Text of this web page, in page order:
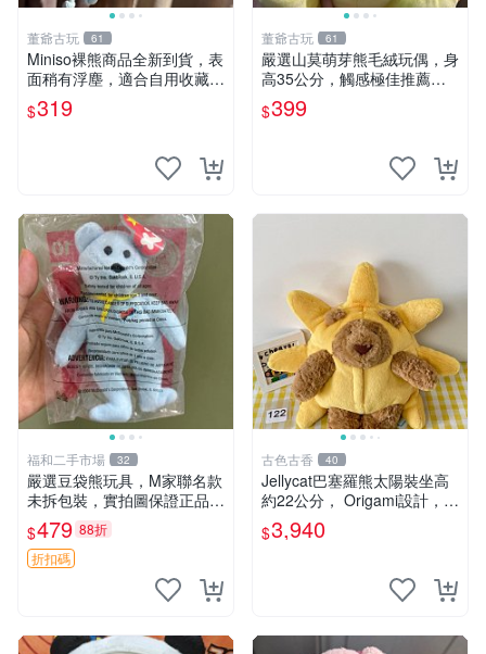
董爺古玩 61
Miniso裸熊商品全新到貨，表
面稍有浮塵，適合自用收藏嚴
選款。 裸熊 商品 裸熊玩偶
$319
董爺古玩 61
嚴選山莫萌芽熊毛絨玩偶，身
高35公分，觸感極佳推薦收
藏 萌芽熊 毛絨玩偶 串珠玩偶
$399
福和二手市場 32
嚴選豆袋熊玩具，M家聯名款
未拆包裝，實拍圖保證正品
豆袋玩具 嚴選 M家 豆袋熊
$479 88折
折扣碼
古色古香 40
Jellycat巴塞羅熊太陽裝坐高
約22公分， Origami設計，來
自越南。嚴選 Recommendat
ion！巴塞羅、 Origami熊、J
$3,940